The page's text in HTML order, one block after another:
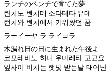
ランチのベンチで育てた夢
란치노 벤치데 소다테타 유메
런치와 벤치에서 키워왔던 꿈
ラーイーヤ ラ ライヨラ
木漏れ日の日に生まれた午後よ
코모레비노 히니 우마레타 고고요
잎사이 비치는 햇빛 받는날 태어난